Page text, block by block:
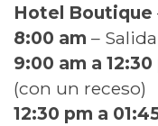
Hotel Boutique
8:00 am –
9:00 am a 12:30
(con un receso)
12:30 pm a